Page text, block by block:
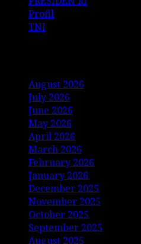
Profil
TNI
August 2026
July 2026
June 2026
May 2026
April 2026
March 2026
February 2026
January 2026
December 2025
November 2025
October 2025
September 2025
August 2025